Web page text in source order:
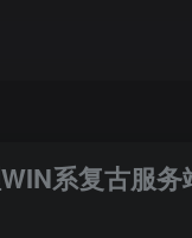
系复古服